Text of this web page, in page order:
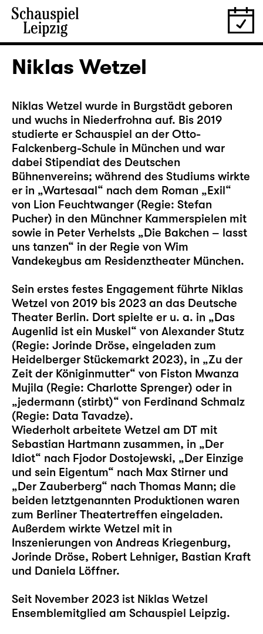
Niklas Wetzel
Niklas Wetzel wurde in Burgstädt geboren
und wuchs in Niederfrohna auf. Bis 2019
studierte er Schauspiel an der Otto-
Falckenberg-Schule in München und war
dabei Stipendiat des Deutschen
Bühnenvereins; während des Studiums wirkte
er in „Wartesaal“ nach dem Roman „Exil“
von Lion Feuchtwanger (Regie: Stefan
Pucher) in den Münchner Kammerspielen mit
sowie in Peter Verhelsts „Die Bakchen – lasst
uns tanzen“ in der Regie von Wim
Vandekeybus am Residenztheater München.
Sein erstes festes Engagement führte Niklas
Wetzel von 2019 bis 2023 an das Deutsche
Theater Berlin. Dort spielte er u. a. in „Das
Augenlid ist ein Muskel“ von Alexander Stutz
(Regie: Jorinde Dröse, eingeladen zum
Heidelberger Stückemarkt 2023), in „Zu der
Zeit der Königinmutter“ von Fiston Mwanza
Mujila (Regie: Charlotte Sprenger) oder in
„jedermann (stirbt)“ von Ferdinand Schmalz
(Regie: Data Tavadze).
Wiederholt arbeitete Wetzel am DT mit
Sebastian Hartmann zusammen, in „Der
Idiot“ nach Fjodor Dostojewski, „Der Einzige
und sein Eigentum“ nach Max Stirner und
„Der Zauberberg“ nach Thomas Mann; die
beiden letztgenannten Produktionen waren
zum Berliner Theatertreffen eingeladen.
Außerdem wirkte Wetzel mit in
Inszenierungen von Andreas Kriegenburg,
Jorinde Dröse, Robert Lehniger, Bastian Kraft
und Daniela Löffner.
Seit November 2023 ist Niklas Wetzel
Ensemblemitglied am Schauspiel Leipzig.